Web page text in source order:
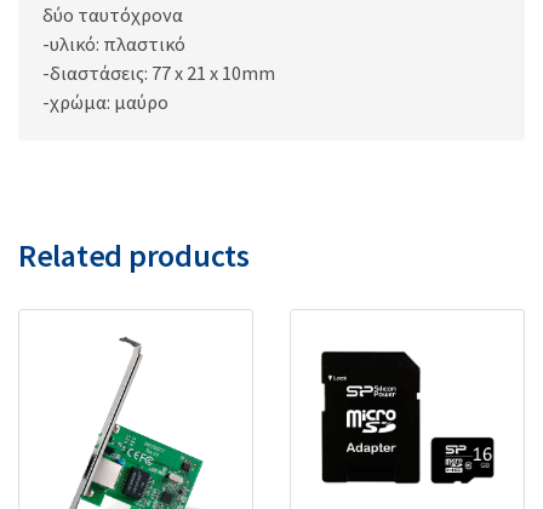
δύο ταυτόχρονα
-υλικό: πλαστικό
-διαστάσεις: 77 x 21 x 10mm
-χρώμα: μαύρο
Related products